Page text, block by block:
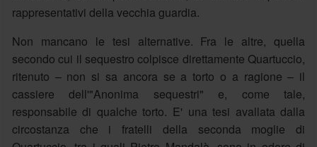
rappresentativi della vecchia guardia.
Non mancano le tesi alternative. Fra le altre, quella
secondo cui il sequestro colpisce direttamente Quartuccio,
ritenuto – non si sa ancora se a torto o a ragione – il
cassiere dell'"Anonima sequestri" e, come tale,
responsabile di qualche torto. E' una tesi avallata dalla
circostanza che i fratelli della seconda moglie di